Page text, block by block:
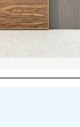
Телефон:
Email: